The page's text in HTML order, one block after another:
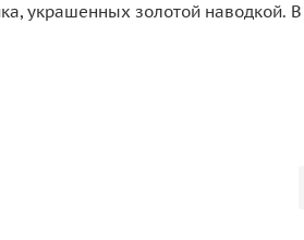
украшенных золотой наводкой.